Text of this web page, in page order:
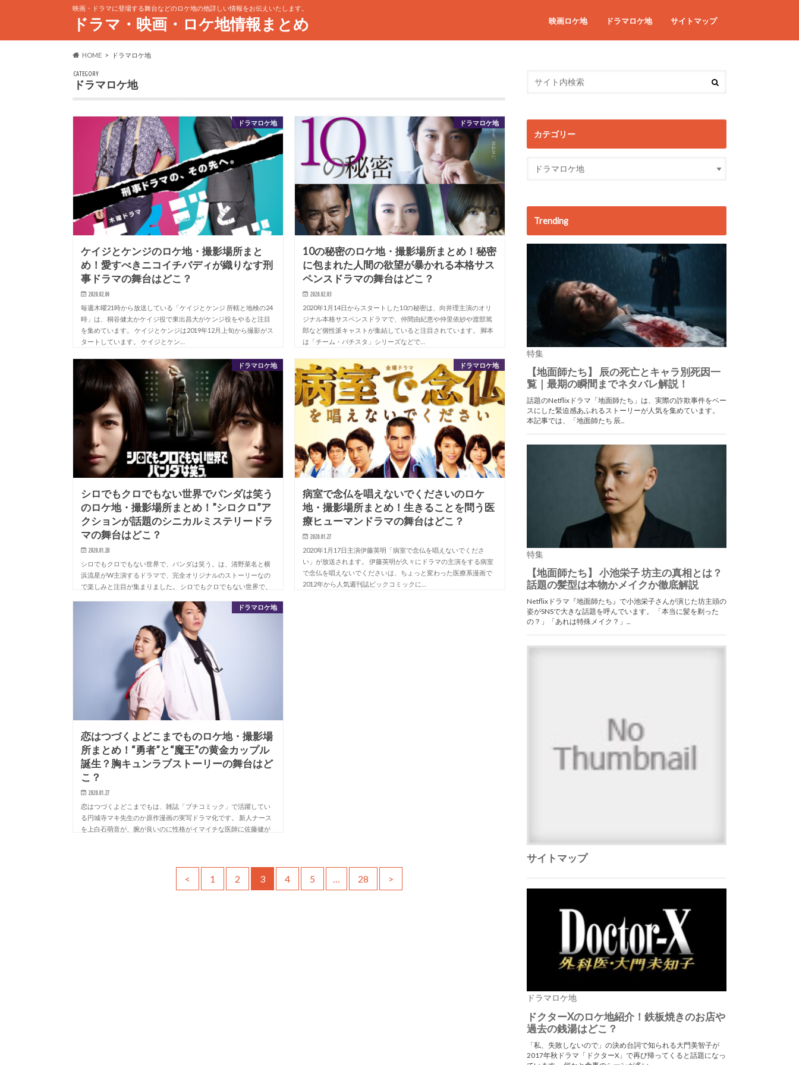
映画・ドラマに登場する舞台などのロケ地の他詳しい情報をお伝えいたします。
ドラマ・映画・ロケ地情報まとめ 映画ロケ地 ドラマロケ地 サイトマップ
HOME ドラマロケ地
CATEGORY
ドラマロケ地
ドラマロケ地
ケイジとケンジのロケ地・撮影場所まと
め！愛すべきニコイチバディが織りなす刑
事ドラマの舞台はどこ？
2020.02.04
毎週木曜21時から放送している「ケイジとケンジ 所轄と地検の24
時」は、桐谷健太かケイジ役で東出昌大がケンジ役をやると注目
を集めています。 ケイジとケンジは2019年12月上旬から撮影がス
タートしています。 ケイジとケン…
ドラマロケ地
10の秘密のロケ地・撮影場所まとめ！秘密
に包まれた人間の欲望が暴かれる本格サス
ペンスドラマの舞台はどこ？
2020.02.03
2020年1月14日からスタートした10の秘密は、向井理主演のオリ
ジナル本格サスペンスドラマで、仲間由紀恵や仲里依紗や渡部篤
郎など個性派キャストが集結していると注目されています。 脚本
は「チーム・バチスタ」シリーズなどで…
ドラマロケ地
シロでもクロでもない世界でパンダは笑う
のロケ地・撮影場所まとめ！”シロクロ”ア
クションが話題のシニカルミステリードラ
マの舞台はどこ？
2020.01.28
シロでもクロでもない世界で、パンダは笑う。は、清野菜名と横
浜流星がW主演するドラマで、完全オリジナルのストーリーなの
で楽しみと注目が集まりました。 シロでもクロでもない世界で、
ドラマロケ地
病室で念仏を唱えないでくださいのロケ
地・撮影場所まとめ！生きることを問う医
療ヒューマンドラマの舞台はどこ？
2020.01.27
2020年1月17日主演伊藤英明「病室で念仏を唱えないでくださ
い」が放送されます。 伊藤英明が久々にドラマの主演をする病室
で念仏を唱えないでくださいは、ちょっと変わった医療系漫画で
2012年から人気週刊誌ビックコミックに…
ドラマロケ地
恋はつづくよどこまでものロケ地・撮影場
所まとめ！“勇者”と“魔王”の黄金カップル
誕生？胸キュンラブストーリーの舞台はど
こ？
2020.01.27
恋はつづくよどこまでもは、雑誌「プチコミック」で活躍してい
る円城寺マキ先生のか原作漫画の実写ドラマ化です。 新人ナース
を上白石萌音が、腕が良いのに性格がイマイチな医師に佐藤健が
< 1 2 3 4 5 … 28 >
カテゴリー
Trending